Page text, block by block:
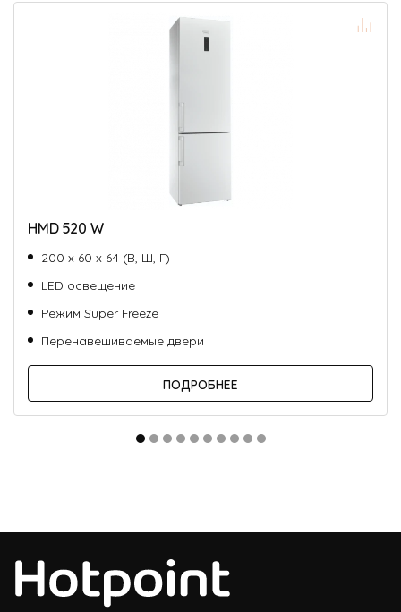
HMD 520 W
200 х 60 х 64 (В, Ш, Г)
LED освещение
Режим Super Freeze
Перенавешиваемые двери
ПОДРОБНЕЕ